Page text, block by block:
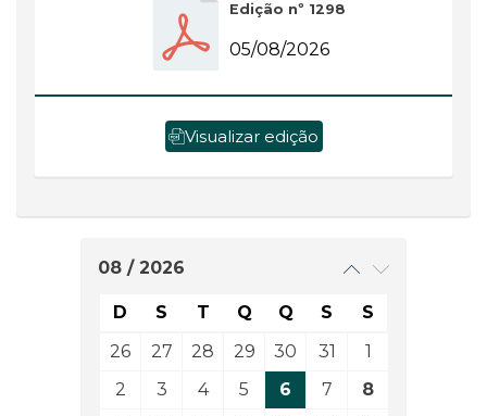
Edição nº 1298
05/08/2026
Visualizar edição
08 / 2026
D S T Q Q S
S
26
27 28 29 30 31
1
2
3 4 5 6 7
8